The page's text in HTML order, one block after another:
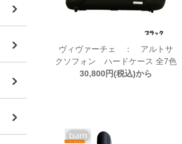
ヴィヴァーチェ ： アルトサ
クソフォン ハードケース 全7色
30,800円(税込)から